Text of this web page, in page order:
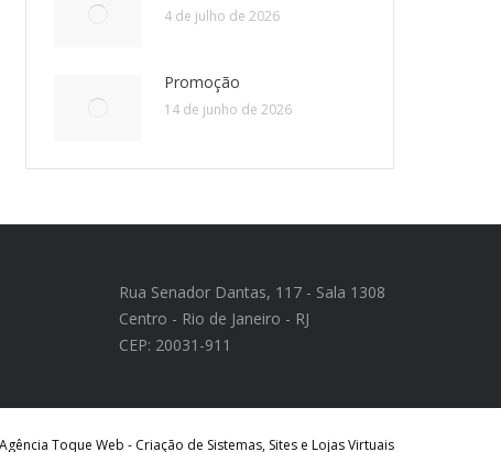
4 de julho de 2026
Promoção
14 de junho de 2026
Rua Senador Dantas, 117 - Sala 1308
Centro - Rio de Janeiro - RJ
CEP: 20031-911
Toque Web - Criação de Sistemas, Sites e Lojas Virtuais